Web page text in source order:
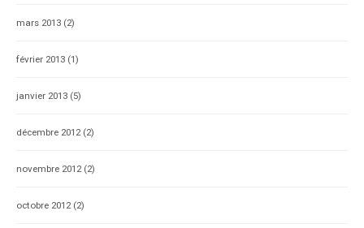
mars 2013 (2)
février 2013 (1)
janvier 2013 (5)
décembre 2012(2)
novembre 2012(2)
octobre 2012(2)